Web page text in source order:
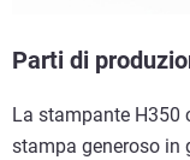
Parti di
La stampante H350
stampa generoso in